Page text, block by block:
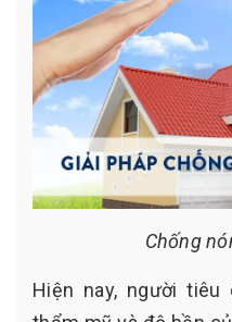
Chống
Hiện nay, người